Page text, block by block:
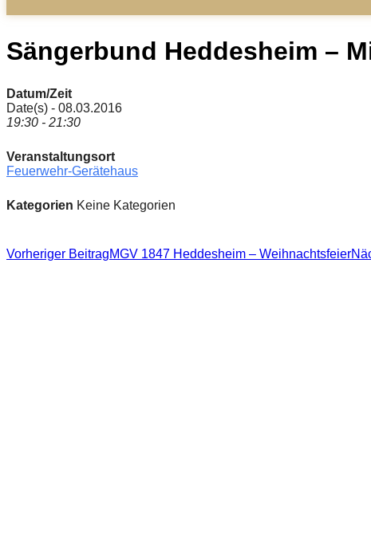
Sängerbund Heddesheim –
Datum/Zeit
Date(s) - 08.03.2016
19:30 - 21:30
Veranstaltungsort
Feuerwehr-Gerätehaus
Kategorien Keine Kategorien
Beitragsnavigation
Vorheriger BeitragMGV 1847 Heddesheim – Weihnachtsfeier